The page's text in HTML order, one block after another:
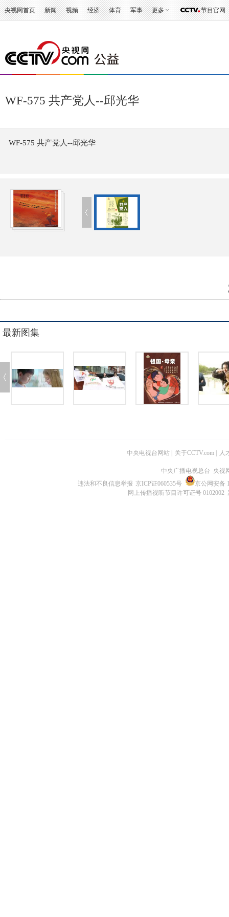
央视网首页 新闻 视频 经济 体育 军事 更多 节目官网
WF-575 共产党人--邱光华
WF-575 共产党人--邱光华
最新图集
中央电视台网站 关于CCTV.com 人
中央广播电视总台 央视
违法和不良信息举报 京ICP证060535号
京公网安备
网上传播视听节目许可证号 0102002